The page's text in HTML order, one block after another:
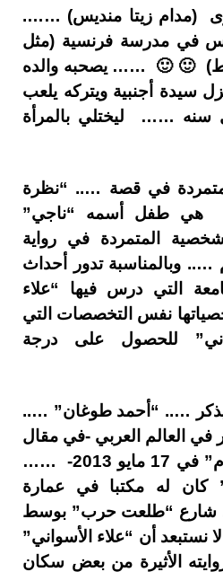
(مدام زيتا منديس) …….
في مدرسة فرنسية (مثل
🙂 🙂 …… يصحبه والده
سيدة أجنبية ويتركه يلعب
سنه …… ليختلي بالمرأة
في قصة ….. “نظرة
هي طفل أسمه “ناجي”
المتمردة في رواية
وبالمناسبة تدور أحداث
التي درس فيها “علاء
نفس التخصصات التي
للحصول على درجة
يذكر ….. “أحمد طوغان” …..
في العالم العربي -في مقال
نُشر في جريدة “الأهرام” في 17 مايو 2013- ……
كان له مكتبا في عمارة
في شارع “طلعت حرب” بوسط
أن “علاء الأسواني”
الأثيرة من بعض سكان